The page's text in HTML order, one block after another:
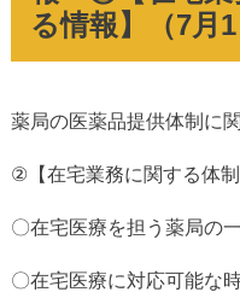
る情報】（7月1
薬局の医薬品提供体制に
②【在宅業務に関する体制
〇在宅医療を担う薬局の一
〇在宅医療に対応可能な